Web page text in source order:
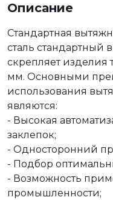
Описание
Стандартная
сталь стандартный
скрепляет изделия
мм. Основными
использования
являются:
- Высокая
заклепок;
- Односторонний
- Подбор
- Возможность
промышленности;